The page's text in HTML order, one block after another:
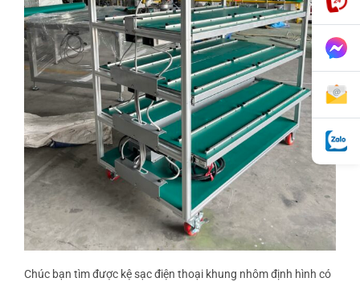
Chúc bạn tìm được kệ sạc điện thoại khung nhôm định hình có